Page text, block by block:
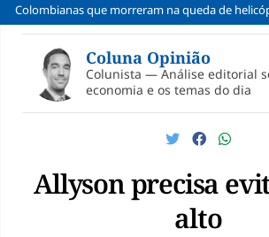
que morreram na queda de helicóptero eram
Pular
conteúdo
Coluna Opinião
Colunista — Análise editorial
economia e os temas do dia
Allyson precisa
alto